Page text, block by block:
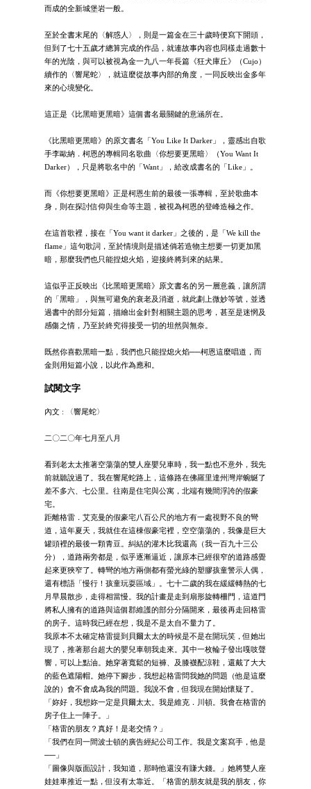
而成的全新城堡岩一般。
至於全書末尾的〈解惑人〉，則是一篇金在三十歲時便寫下開頭，
但到了七十五歲才總算完成的作品，就連故事內容也同樣走過數十
年的光陰，與可以被視為金一九八一年長篇《狂犬庫丘》（Cujo）
續作的〈響尾蛇〉，就這麼從故事內部的角度，一同反映出金多年
來的心境變化。
這正是《比黑暗更黑暗》這個書名最關鍵的意涵所在。
《比黑暗更黑暗》的原文書名「You Like It Darker」，靈感出自歌
手李歐納．柯恩的專輯同名歌曲〈你想要更黑暗〉（You Want It
Darker），只是將歌名中的「Want」，給改成書名的「Like」。
而《你想要更黑暗》正是柯恩生前的最後一張專輯，至於歌曲本
身，則在探討信仰與生命等主題，被視為柯恩的登峰造極之作。
在這首歌裡，接在「You want it darker」之後的，是「We kill the
flame」這句歌詞，至於情境則是描述倘若造物主想要一切更加黑
暗，那麼我們也只能捏熄火焰，迎接終將到來的結果。
這似乎正反映出《比黑暗更黑暗》原文書名的另一層意義，讓所謂
的「黑暗」，與無可避免的衰老及消逝，就此劃上微妙等號，並透
過書中的部分短篇，描繪出金針對相關主題的思考，甚至是迷惘及
感傷之情，乃至於終究得接受一切的坦然與無奈。
既然你喜歡黑暗一點，我們也只能捏熄火焰──柯恩這麼唱道，而
金則用短篇小說，以此作為應和。
試閱文字
內文 : 〈響尾蛇〉
二〇二〇年七月至八月
看到老太太推著空蕩蕩的雙人座嬰兒車時，我一點也不意外，我先
前就聽說過了。我在響尾蛇路上，這條路在佛羅里達州灣岸蜿蜒了
差不多六、七公里。往南是住宅與公寓，北端有幾間浮誇的假豪
宅。
距離格雷．艾克曼的假豪宅八百公尺的地方有一處視野不良的彎
道，這年夏天，我就住在這棟假豪宅裡，空空蕩蕩的，我像是巨大
罐頭裡的最後一顆青豆。糾結的灌木比我還高（我一百九十三公
分），道路兩旁都是，似乎逐漸逼近，讓原本已經很窄的道路感覺
起來更狹窄了。轉彎的地方兩側都有螢光綠的塑膠孩童警示人偶，
還有標語「慢行！孩童玩耍區域」。七十二歲的我在緩緩轉熱的七
月早晨散步，走得相當慢。我的計畫是走到扇形旋轉柵門，這道門
將私人擁有的道路與這個郡維護的部分分隔開來，最後再走回格雷
的房子。這時我已經在想，我是不是太自不量力了。
我原本不太確定格雷提到貝爾太太的時候是不是在開玩笑，但她出
現了，推著那台超大的嬰兒車朝我走來。其中一枚輪子發出嘎吱聲
響，可以上點油。她穿著寬鬆的短褲、及膝襪配涼鞋，還戴了大大
的藍色遮陽帽。她停下腳步，我想起格雷問我她的問題（他是這麼
說的）會不會成為我的問題。我說不會，但我現在開始懷疑了。
「妳好，我想妳一定是貝爾太太。我是維克．川頓。我會在格雷的
房子住上一陣子。」
「格雷的朋友？真好！是老交情？」
「我們在同一間波士頓的廣告經紀公司工作。我是文案寫手，他是
──」
「圖像與版面設計，我知道，那時他還沒有賺大錢。」她將雙人座
娃娃車推近一點，但沒有太靠近。「格雷的朋友就是我的朋友，你